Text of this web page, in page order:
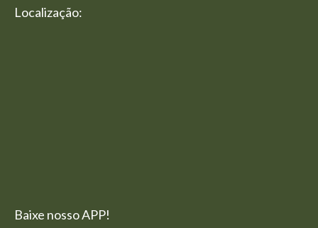
Localização:
Baixe nosso APP!